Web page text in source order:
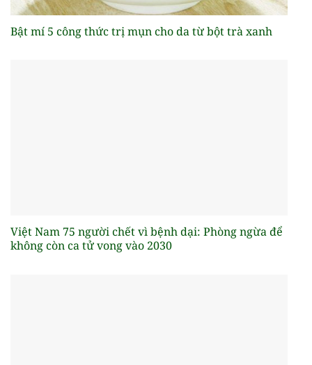
Bật mí 5 công thức trị mụn cho da từ bột trà xanh
Việt Nam 75 người chết vì bệnh dại: Phòng ngừa để
không còn ca tử vong vào 2030